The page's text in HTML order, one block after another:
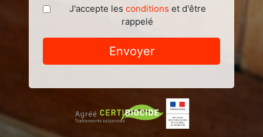
J'accepte les conditions et d'être
rappelé
Envoyer